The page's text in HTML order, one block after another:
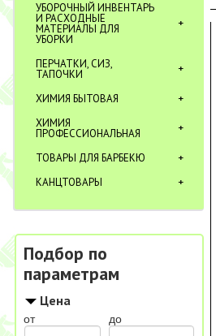
УБОРОЧНЫЙ ИНВЕНТАРЬ
И РАСХОДНЫЕ
МАТЕРИАЛЫ ДЛЯ
УБОРКИ
ПЕРЧАТКИ, СИЗ,
ТАПОЧКИ
ХИМИЯ БЫТОВАЯ
ХИМИЯ
ПРОФЕССИОНАЛЬНАЯ
ТОВАРЫ ДЛЯ БАРБЕКЮ
КАНЦТОВАРЫ
Подбор по
параметрам
Цена
от до